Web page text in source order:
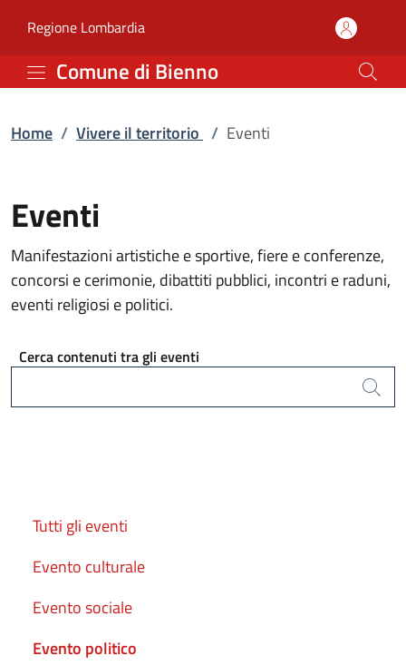
Eventi | Comune di
Regione Lombardia(apre in un'altra scheda).
Comune di Bienno
Home / Vivere il territorio / Eventi
Eventi
Manifestazioni artistiche e sportive, fiere e conferenze,
concorsi e cerimonie, dibattiti pubblici, incontri e raduni,
eventi religiosi e politici.
Cerca contenuti tra gli eventi
Cerca
Tutti gli eventi
Evento culturale
Evento sociale
Evento politico